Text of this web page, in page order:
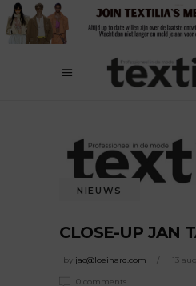
NIEUWS
CLOSE-UP JAN
by jac@loeihard.com 13
0 comments